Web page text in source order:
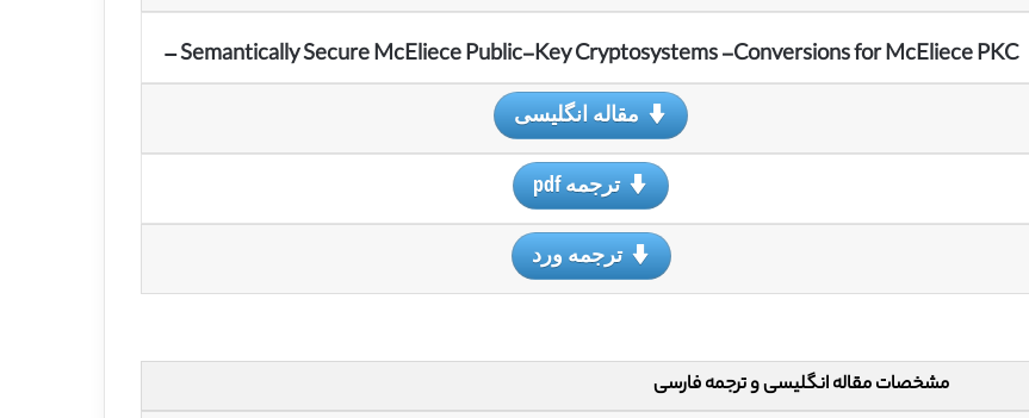
Semantically Secure McEliece Public-Key Cryptosystems -Conversions for McEliece PKC –
مقاله انگلیسی
ترجمه pdf
ترجمه ورد
مشخصات مقاله انگلیسی و ترجمه فارسی